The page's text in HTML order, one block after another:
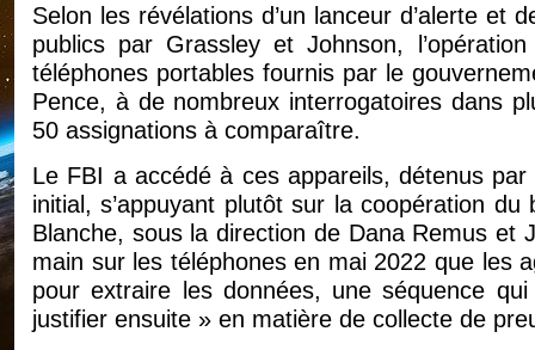
Selon les révélations d’un lanceur d’alerte et
publics par Grassley et Johnson,
téléphones portables fournis par le
Pence, à de nombreux interrogatoires dans
50 assignations à comparaître.
Le FBI a accédé à ces appareils, détenus
initial, s’appuyant plutôt sur la coopération
Blanche, sous la direction de Dana Remus et
main sur les téléphones en mai 2022 que les
pour extraire les données, une séquence
justifier ensuite » en matière de collecte de